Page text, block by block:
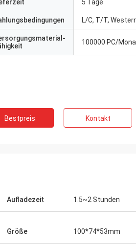
5 Tage
L/C, T/T,
100000 PC/
Bestpreis Kontakt
Aufladezeit 1.5~2 Stunden
Größe 100*74*53mm